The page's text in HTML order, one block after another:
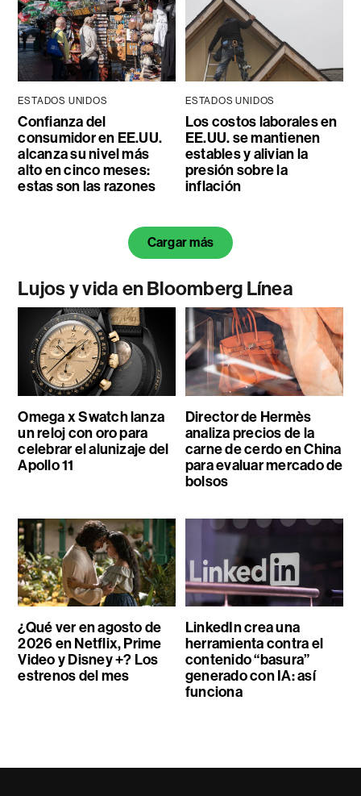
ESTADOS UNIDOS
Confianza del
consumidor en EE.UU.
alcanza su nivel más
alto en cinco meses:
estas son las razones
ESTADOS UNIDOS
Los costos laborales en
EE.UU. se mantienen
estables y alivian la
presión sobre la
inflación
Cargar más
Lujos y vida en Bloomberg Línea
Omega x Swatch lanza
un reloj con oro para
celebrar el alunizaje del
Apollo 11
Director de Hermès
analiza precios de la
carne de cerdo en China
para evaluar mercado de
bolsos
¿Qué ver en agosto de
2026 en Netflix, Prime
Video y Disney +? Los
estrenos del mes
LinkedIn crea una
herramienta contra el
contenido “basura”
generado con IA: así
funciona